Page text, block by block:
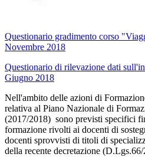
Questionario gradimento corso
Novembre 2018
Questionario di rilevazione dati
Giugno 2018
Nell'ambito delle azioni di
relativa al Piano Nazionale di
(2017/2018) sono previsti specifici
formazione rivolti ai docenti di
docenti sprovvisti di titoli di
della recente decretazione